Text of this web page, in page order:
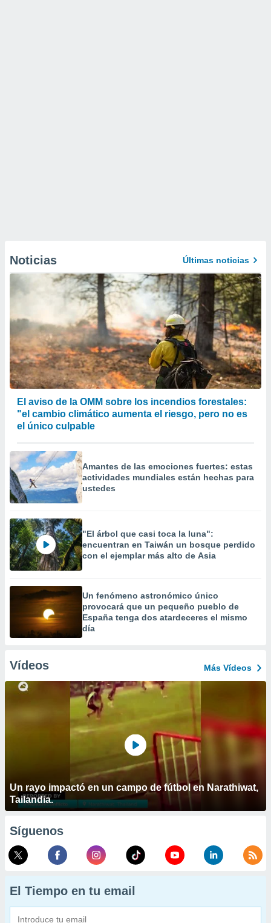
Noticias Últimas noticias
El aviso de la OMM sobre los incendios forestales:
"el cambio climático aumenta el riesgo, pero no es
el único culpable
Amantes de las emociones fuertes: estas
actividades mundiales están hechas para
ustedes
"El árbol que casi toca la luna":
encuentran en Taiwán un bosque perdido
con el ejemplar más alto de Asia
Un fenómeno astronómico único
provocará que un pequeño pueblo de
España tenga dos atardeceres el mismo
día
Vídeos Más Vídeos
Un rayo impactó en un campo de fútbol en Narathiwat,
Tailandia.
Síguenos
El Tiempo en tu email